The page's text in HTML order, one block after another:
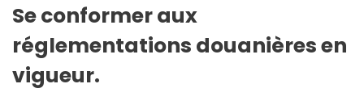
Se conformer aux
réglementations douanières en
vigueur.